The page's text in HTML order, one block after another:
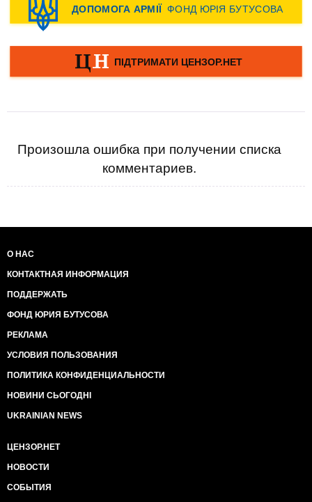
Произошла ошибка при получении списка
комментариев.
О НАС
КОНТАКТНАЯ ИНФОРМАЦИЯ
ПОДДЕРЖАТЬ
ФОНД ЮРИЯ БУТУСОВА
РЕКЛАМА
УСЛОВИЯ ПОЛЬЗОВАНИЯ
ПОЛИТИКА КОНФИДЕНЦИАЛЬНОСТИ
НОВИНИ СЬОГОДНІ
UKRAINIAN NEWS
ЦЕНЗОР.НЕТ
НОВОСТИ
СОБЫТИЯ